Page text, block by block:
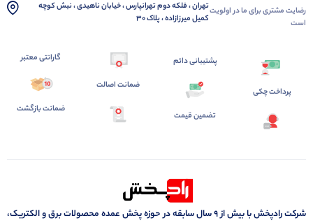
رضایت مشتری برای ما در اولویت
است
تهران ، فلکه دوم تهرانپارس ، خیابان ناهیدی ، نبش کوچه
کمیل میرزازاده ، پلاک 30
پرداخت چکی
پشتیبانی دائم
تضمین قیمت
ضمانت اصالت
گارانتی معتبر
ضمانت بازگشت
شرکت رادپخش با بیش از ۹ سال سابقه در حوزه پخش عمده محصولات برق و الکتریک،